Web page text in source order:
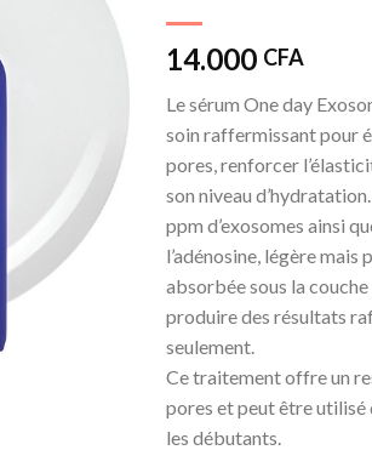
14.000 CFA
Le sérum One day
soin raffermissant pour
pores, renforcer
son niveau
ppm d’exosomes ainsi
l’adénosine, légère
absorbée sous la
produire des résultats
seulement.
Ce traitement offre un
pores et peut être
les débutants.